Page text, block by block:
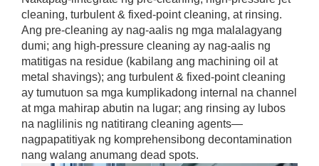
cleaning, turbulent & fixed-point cleaning, at rinsing.
Ang pre-cleaning ay nag-aalis ng mga malalagyang
dumi; ang high-pressure cleaning ay nag-aalis ng
matitigas na residue (kabilang ang machining oil at
metal shavings); ang turbulent & fixed-point cleaning
ay tumutuon sa mga kumplikadong internal na channel
at mga mahirap abutin na lugar; ang rinsing ay lubos
na naglilinis ng natitirang cleaning agents—
nagpapatitiyak ng komprehensibong decontamination
nang walang anumang dead spots.